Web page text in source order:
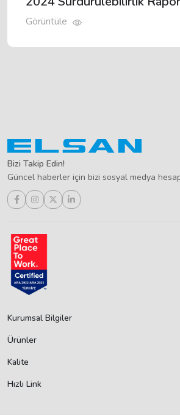
Görüntüle
Bizi Takip Edin!
Güncel haberler için bizi sosyal medya
Kurumsal Bilgiler
Ürünler
Kalite
Hızlı Link